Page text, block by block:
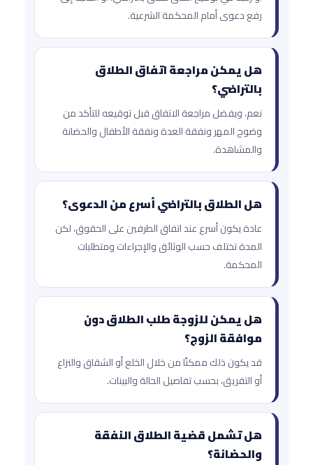
رفع دعوى أمام المحكمة الشرعية.
هل يمكن مراجعة اتفاق الطلاق
بالتراضي؟
نعم، ويفضل مراجعة الاتفاق قبل توقيعه للتأكد من
وضوح المهر ونفقة العدة ونفقة الأطفال والحضانة
والمشاهدة.
هل الطلاق بالتراضي أسرع من الدعوى؟
عادة يكون أسرع عند اتفاق الطرفين على الحقوق، لكن
المدة تختلف حسب الوثائق والإجراءات ومتطلبات
المحكمة.
هل يمكن للزوجة طلب الطلاق دون
موافقة الزوج؟
قد يكون ذلك ممكنًا من خلال الخلع أو الشقاق والنزاع
أو التفريق، بحسب تفاصيل الحالة والبينات.
هل تشمل قضية الطلاق النفقة
والحضانة؟